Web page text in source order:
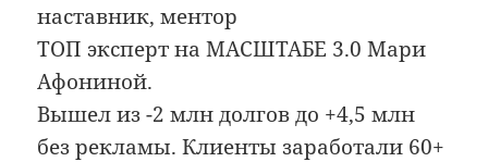
наставник, ментор
ТОП эксперт на МАСШТАБЕ 3.0 Мари
Афониной.
Вышел из -2 млн долгов до +4,5 млн
без рекламы. Клиенты заработали 60+